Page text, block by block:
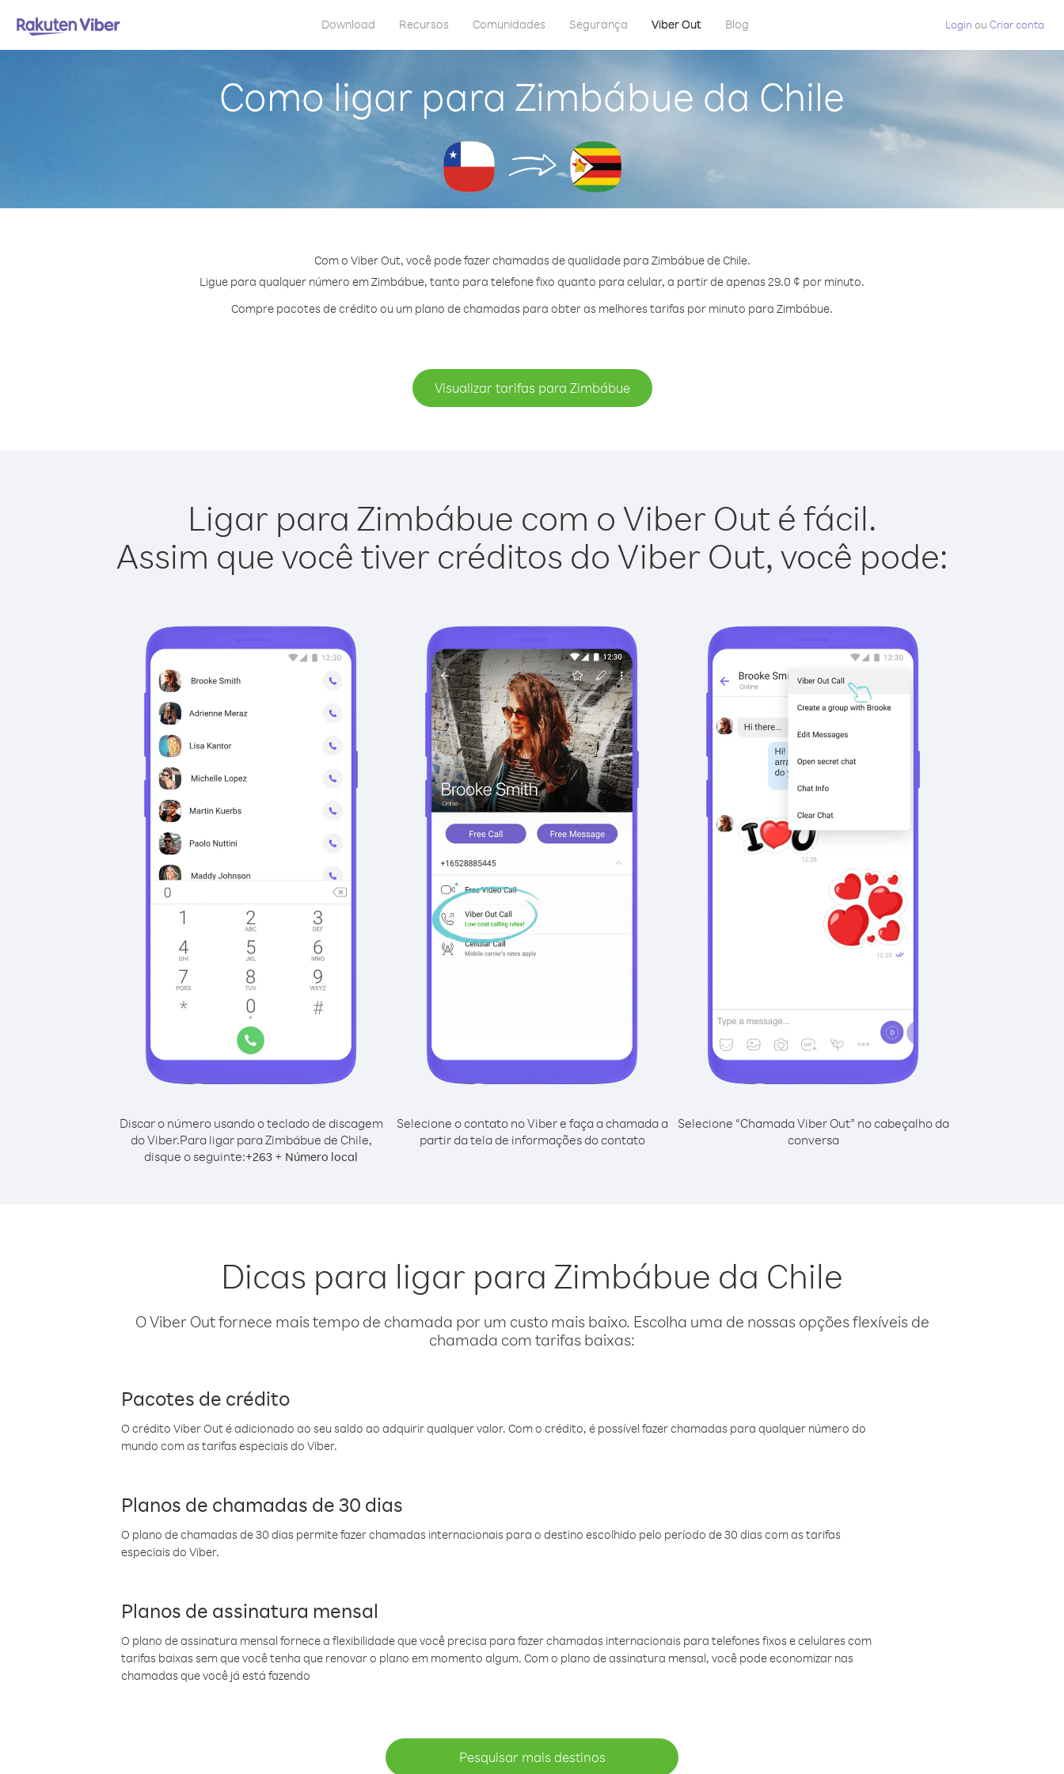
Download Recursos Comunidades Segurança Viber Out Blog Login ou Criar conta
Como ligar para Zimbábue da Chile
Com o Viber Out, você pode fazer chamadas de qualidade para Zimbábue de Chile.
Ligue para qualquer número em Zimbábue, tanto para telefone fixo quanto para celular, a partir de apenas 29.0 ¢ por minuto.
Compre pacotes de crédito ou um plano de chamadas para obter as melhores tarifas por minuto para Zimbábue.
Visualizar tarifas para Zimbábue
Ligar para Zimbábue com o Viber Out é fácil.
Assim que você tiver créditos do Viber Out, você pode:
Discar o número usando o teclado de discagem
do Viber.Para ligar para Zimbábue de Chile,
disque o seguinte:+263 + Número local
Selecione o contato no Viber e faça a chamada a
partir da tela de informações do contato
Selecione “Chamada Viber Out” no cabeçalho da
conversa
Dicas para ligar para Zimbábue da Chile
O Viber Out fornece mais tempo de chamada por um custo mais baixo. Escolha uma de nossas opções flexíveis de
chamada com tarifas baixas:
Pacotes de crédito
O crédito Viber Out é adicionado ao seu saldo ao adquirir qualquer valor. Com o crédito, é possível fazer chamadas para qualquer número do
mundo com as tarifas especiais do Viber.
Planos de chamadas de 30 dias
O plano de chamadas de 30 dias permite fazer chamadas internacionais para o destino escolhido pelo período de 30 dias com as tarifas
especiais do Viber.
Planos de assinatura mensal
O plano de assinatura mensal fornece a flexibilidade que você precisa para fazer chamadas internacionais para telefones fixos e celulares com
tarifas baixas sem que você tenha que renovar o plano em momento algum. Com o plano de assinatura mensal, você pode economizar nas
chamadas que você já está fazendo
Pesquisar mais destinos